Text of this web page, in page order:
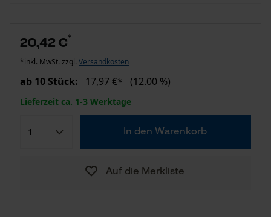
20,42 €*
*inkl. MwSt. zzgl. Versandkosten
ab 10 Stück: 17,97 €* (12.00 %)
Lieferzeit ca. 1-3 Werktage
In den Warenkorb
Auf die Merkliste